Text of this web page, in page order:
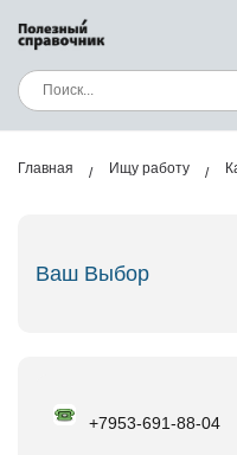
Главная Ищу работу
Ваш Выбор
+7953-691-88-04